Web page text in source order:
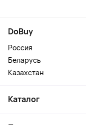
DoBuy
Россия
Беларусь
Казахстан
Каталог